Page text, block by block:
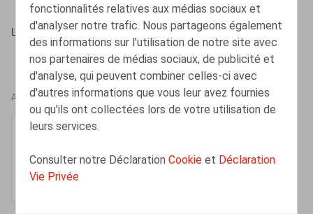
fonctionnalités relatives aux médias sociaux et
d'analyser notre trafic. Nous partageons également
des informations sur l'utilisation de notre site avec
nos partenaires de médias sociaux, de publicité et
d'analyse, qui peuvent combiner celles-ci avec
d'autres informations que vous leur avez fournies
ou qu'ils ont collectées lors de votre utilisation de
leurs services.
Consulter notre DéclarationCookie et Déclaration
Vie Privée
L’Echo, 08/04/2022, p. 17
AUTEURS